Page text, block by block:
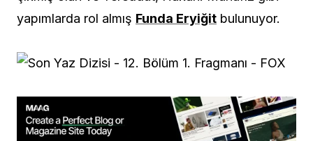
yapımlarda rol almış Funda Eryiğit bulunuyor.